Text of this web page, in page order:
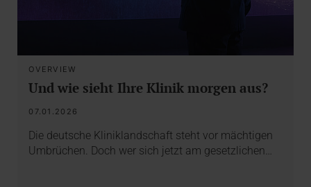
OVERVIEW
Und wie sieht Ihre Klinik morgen aus?
07.01.2026
Die deutsche Kliniklandschaft steht vor mächtigen
Umbrüchen. Doch wer sich jetzt am gesetzlichen…